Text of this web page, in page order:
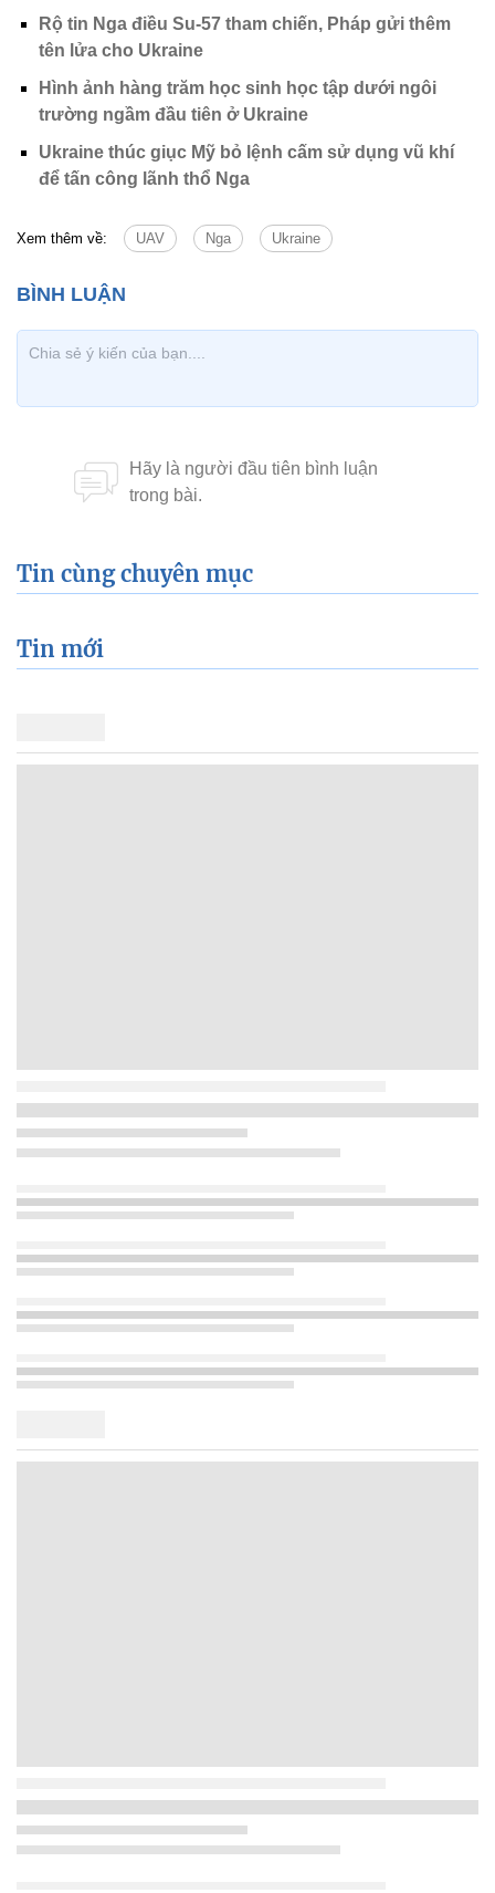
Rộ tin Nga điều Su-57 tham chiến, Pháp gửi thêm
tên lửa cho Ukraine
Hình ảnh hàng trăm học sinh học tập dưới ngôi
trường ngầm đầu tiên ở Ukraine
Ukraine thúc giục Mỹ bỏ lệnh cấm sử dụng vũ khí
để tấn công lãnh thổ Nga
Xem thêm về: UAV Nga Ukraine
Tin cùng chuyên mục
Tin mới